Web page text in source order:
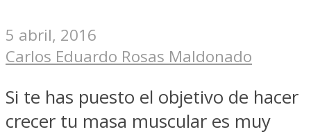
5 abril, 2016
Carlos Eduardo Rosas Maldonado
Si te has puesto el objetivo de hacer
crecer tu masa muscular es muy